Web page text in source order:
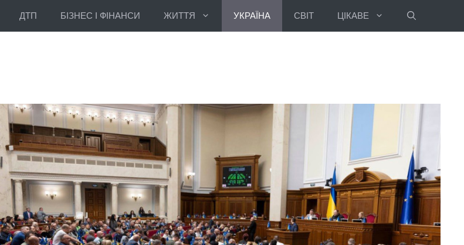
ДТП БІЗНЕС І ФІНАНСИ ЖИТТЯ УКРАЇНА СВІТ ЦІКАВЕ